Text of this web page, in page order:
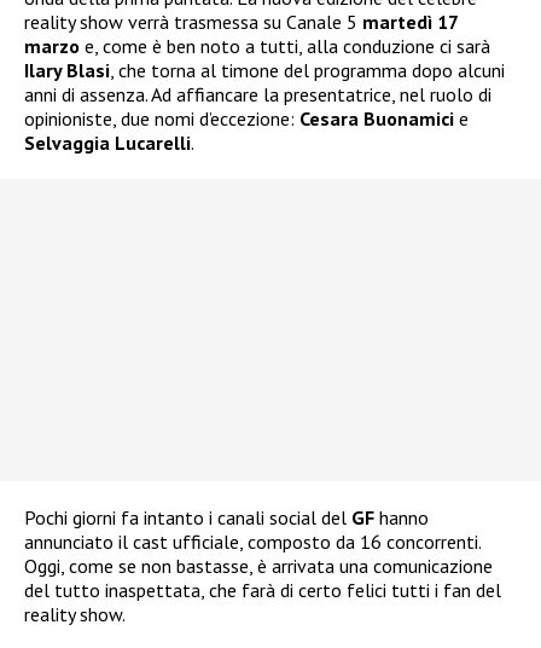
reality show verrà trasmessa su Canale 5 martedì 17
marzo e, come è ben noto a tutti, alla conduzione ci sarà
Ilary Blasi , che torna al timone del programma dopo alcuni
anni di assenza. Ad affiancare la presentatrice, nel ruolo di
opinioniste, due nomi d’eccezione: Cesara Buonamici e
Selvaggia Lucarelli.
Pochi giorni fa intanto i canali social del GF hanno
annunciato il cast ufficiale, composto da 16 concorrenti.
Oggi, come se non bastasse, è arrivata una comunicazione
del tutto inaspettata, che farà di certo felici tutti i fan del
reality show.